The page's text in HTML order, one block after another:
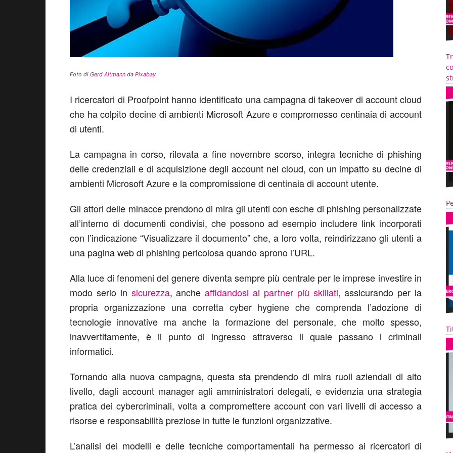
Foto di Gerd Altmann da Pixabay
I ricercatori di Proofpoint hanno identificato una campagna di takeover di account cloud
che ha colpito decine di ambienti Microsoft Azure e compromesso centinaia di account
di utenti.
La campagna in corso, rilevata a fine novembre scorso, integra tecniche di phishing
delle credenziali e di acquisizione degli account nel cloud, con un impatto su decine di
ambienti Microsoft Azure e la compromissione di centinaia di account utente.
Gli attori delle minacce prendono di mira gli utenti con esche di phishing personalizzate
all’interno di documenti condivisi, che possono ad esempio includere link incorporati
con l’indicazione “Visualizzare il documento” che, a loro volta, reindirizzano gli utenti a
una pagina web di phishing pericolosa quando aprono l’URL.
Alla luce di fenomeni del genere diventa sempre più centrale per le imprese investire in
modo serio in sicurezza, ancheaffidandosi ai partner più skillati, assicurando per la
propria organizzazione una corretta cyber hygiene che comprenda l’adozione di
tecnologie innovative ma anche la formazione del personale, che molto spesso,
inavvertitamente, è il punto di ingresso attraverso il quale passano i criminali
informatici.
Tornando alla nuova campagna, questa sta prendendo di mira ruoli aziendali di alto
livello, dagli account manager agli amministratori delegati, e evidenzia una strategia
pratica dei cybercriminali, volta a compromettere account con vari livelli di accesso a
risorse e responsabilità preziose in tutte le funzioni organizzative.
L’analisi dei modelli e delle tecniche comportamentali ha permesso ai ricercatori di